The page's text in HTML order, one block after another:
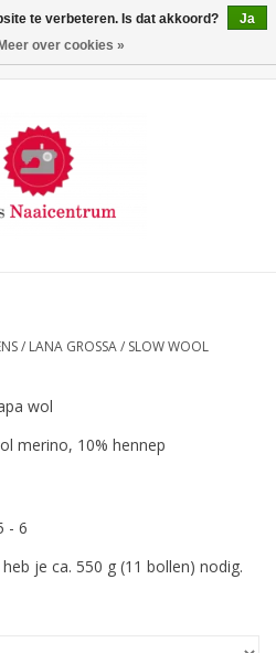
/ LANA GROSSA/ SLOW WOOL
wol
merino, 10% hennep
- 6
je ca. 550 g (11 bollen) nodig.
te verbeteren. Is dat akkoord?
Ja
Meer over cookies »